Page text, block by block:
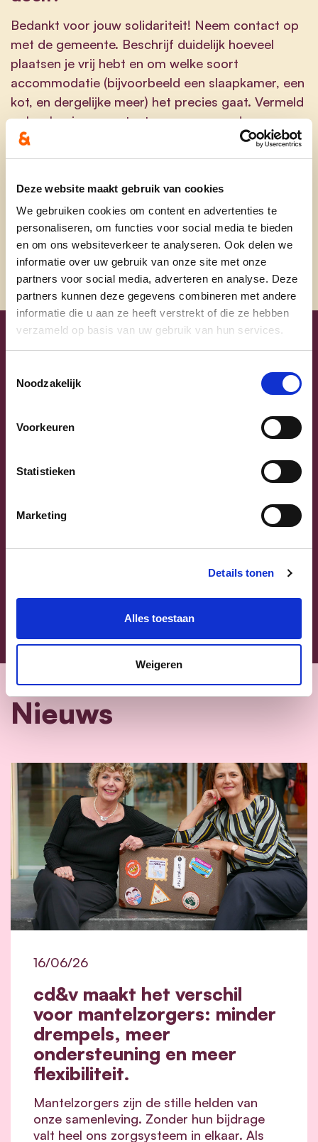
Deze website maakt gebruik van cookies
We gebruiken cookies om content en advertenties te
personaliseren, om functies voor social media te bieden
en om ons websiteverkeer te analyseren. Ook delen we
informatie over uw gebruik van onze site met onze
partners voor social media, adverteren en analyse. Deze
partners kunnen deze gegevens combineren met andere
informatie die u aan ze heeft verstrekt of die ze hebben
verzameld op basis van uw gebruik van hun services.
Noodzakelijk
Voorkeuren
Statistieken
Marketing
Details tonen
Alles toestaan
Weigeren
Bedankt voor jouw solidariteit! Neem contact op
met de gemeente. Beschrijf duidelijk hoeveel
plaatsen je vrij hebt en om welke soort
accommodatie (bijvoorbeeld een slaapkamer, een
kot, en dergelijke meer) het precies gaat. Vermeld
ook zeker jouw contactgegevens en adres.
De gemeente zal deze info centraliseren en
bezorgen aan het Nationaal Crisiscentrum. De
organiseren om dit alles in goede banen te leiden,
dus wees geduldig als je de gemeente
contacteert om een plek aan te bieden.
Vragen als gemeentebestuur? Kijk hier.
Blijf op de hoogte
Laat hier je e-mailadres achter en ontvang
Nieuws
cd&v maakt het verschil
voor mantelzorgers: minder
drempels, meer
ondersteuning en meer
flexibiliteit.
16/06/26
Mantelzorgers zijn de stille helden van
onze samenleving. Zonder hun bijdrage
valt heel ons zorgsysteem in elkaar. Als